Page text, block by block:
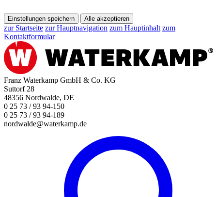
Einstellungen speichern Alle akzeptieren
zur Startseite zur Hauptnavigation zum Hauptinhalt zum
Kontaktformular
Franz Waterkamp GmbH & Co. KG
Suttorf 28
48356 Nordwalde, DE
0 25 73 / 93 94-150
0 25 73 / 93 94-189
nordwalde@waterkamp.de